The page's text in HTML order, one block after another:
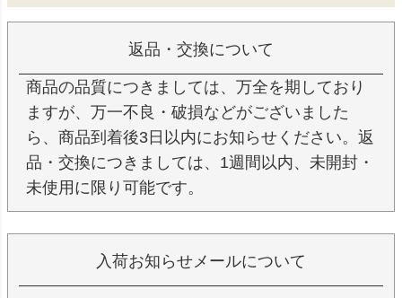
返品・交換について
商品の品質につきましては、万全を期しており
ますが、万一不良・破損などがございました
ら、商品到着後3日以内にお知らせください。返
品・交換につきましては、1週間以内、未開封・
未使用に限り可能です。
入荷お知らせメールについて